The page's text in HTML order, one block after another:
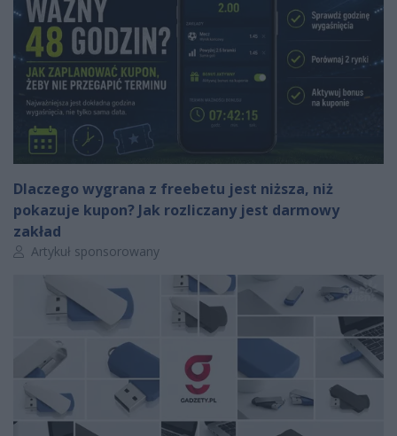
Dlaczego wygrana z freebetu jest niższa, niż
pokazuje kupon? Jak rozliczany jest darmowy
zakład
Autor artykułu:
Artykuł sponsorowany